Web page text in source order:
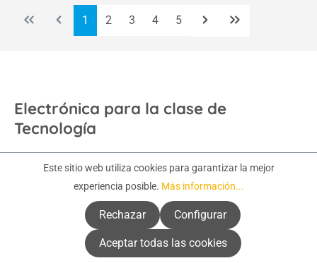
Página
1 Página
2 Página
3 Página
4 Página
5
Electrónica para la clase de
Tecnología
Por qué estos productos resultan
útiles en clase
La electrónica para la enseñanza de la tecnología permite
a los alumnos no solo comprender los conceptos
técnicos desde un punto de vista teórico, sino también
Este sitio web utiliza cookies para garantizar la mejor
experiencia posible. Más información...
Rechazar Configurar
Aceptar todas las cookies